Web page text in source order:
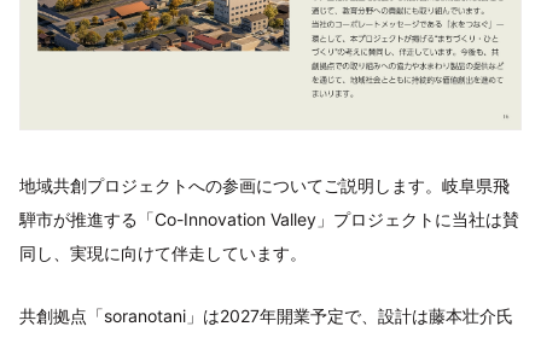
地域共創プロジェクトへの参画についてご説明します。岐阜県飛
騨市が推進する「Co-Innovation Valley」プロジェクトに当社は賛
同し、実現に向けて伴走しています。
共創拠点「soranotani」は2027年開業予定で、設計は藤本壮介氏